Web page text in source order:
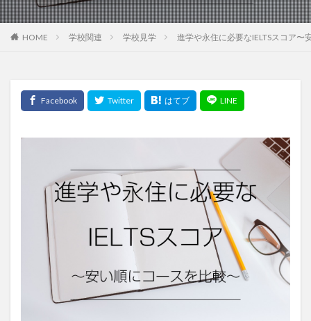
HOME 学校関連 学校見学 進学や永住に必要なIELTSスコア〜